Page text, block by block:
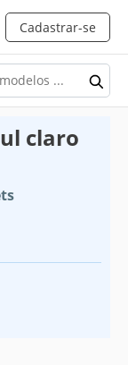
Cadastrar-se
claro